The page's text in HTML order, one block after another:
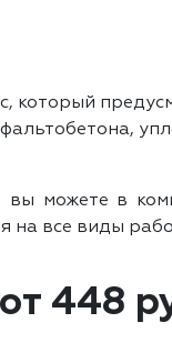
который
вы можете в
на все виды
448